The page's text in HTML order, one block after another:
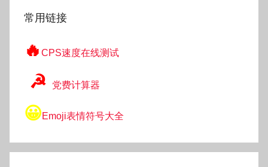
常用链接
🔥 CPS速度在线测试
☭ 党费计算器
😀Emoji表情符号大全